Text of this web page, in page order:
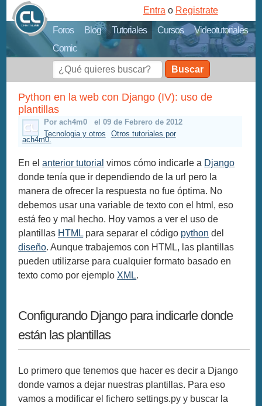
Foros Blog Tutoriales Cursos
Videotutoriales
Comic
Entra o Registrate
Buscar
Python en la web con Django (IV): uso de
plantillas
Por ach4m0
el 09 de Febrero de 2012
Tecnologia y otros
Otros tutoriales por
ach4m0.
En elanterior tutorial vimos cómo indicarle a Django
donde tenía que ir dependiendo de la url pero la
manera de ofrecer la respuesta no fue óptima. No
debemos usar una variable de texto con el html, eso
está feo y mal hecho. Hoy vamos a ver el uso de
plantillas HTML para separar el código python del
diseño. Aunque trabajemos con HTML, las plantillas
pueden utilizarse para cualquier formato basado en
texto como por ejemplo XML.
Configurando Django para indicarle donde
están las plantillas
Lo primero que tenemos que hacer es decir a Django
donde vamos a dejar nuestras plantillas. Para eso
vamos a modificar el fichero settings.py y buscar la